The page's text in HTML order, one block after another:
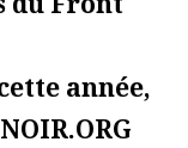
année,